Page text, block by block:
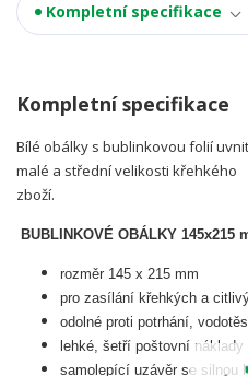
Kompletní specifikace
Kompletní specifikace
Bílé obálky s bublinkovou folií
malé a střední velikosti křehkého
BUBLINKOVÉ OBÁLKY 145x215
rozměr 145 x 215 mm
pro zasílání křehkých a
odolné proti potrhání,
lehké, šetří poštovní náklady
samolepící uzávěr se silnou